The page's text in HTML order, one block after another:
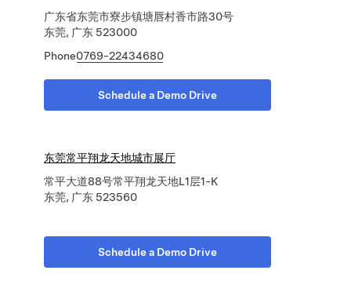
广东省东莞市寮步镇塘唇村香市路30号
东莞, 广东 523000
Phone0769-22434680
Schedule a Demo Drive
东莞常平翔龙天地城市展厅
常平大道88号常平翔龙天地L1层1-K
东莞, 广东 523560
Schedule a Demo Drive